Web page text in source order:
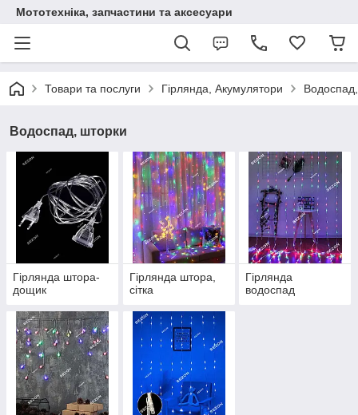
Мототехніка, запчастини та аксесуари
Товари та послуги Гірлянда, Акумулятори
Водоспад, шторки
Гірлянда штора-
дощик
Гірлянда штора,
сітка
Гірлянда
водоспад